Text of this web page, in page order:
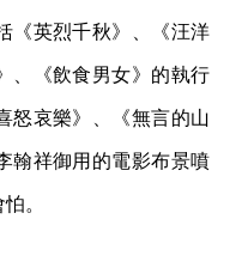
《英烈千秋》、《汪洋
、《飲食男女》的執行
怒哀樂》、《無言的山
翰祥御用的電影布景噴
。